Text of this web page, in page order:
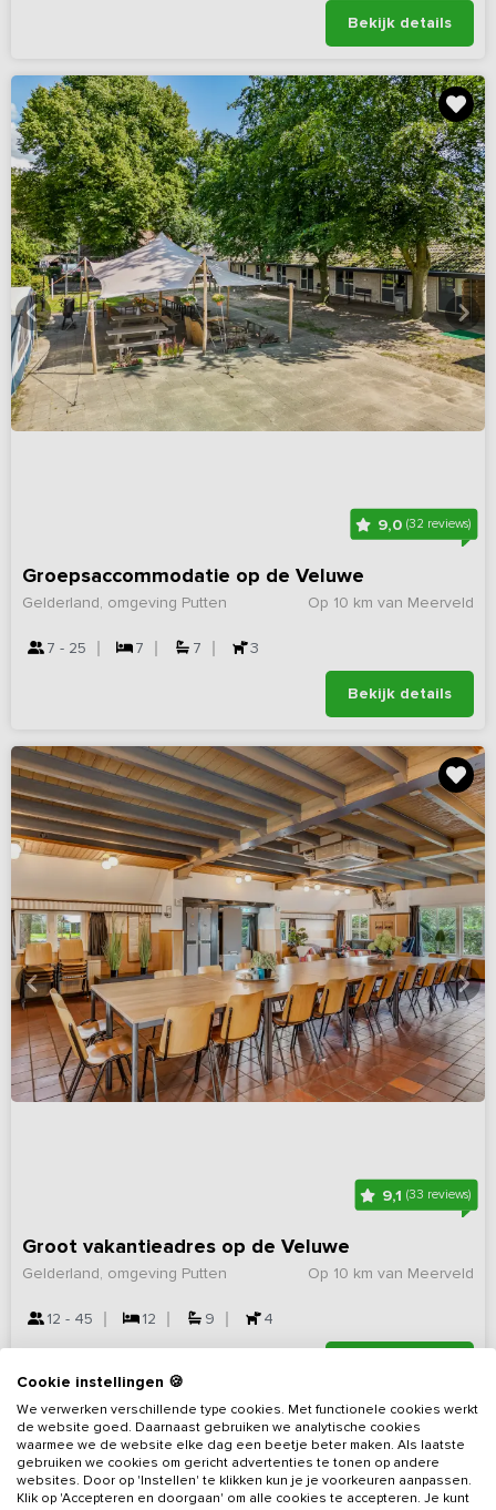
Bekijk details
9,0 (32 reviews)
Groepsaccommodatie op de Veluwe
Op 10 km van Meerveld
Gelderland, omgeving Putten
7 - 25 7 7 3
Bekijk details
9,1(33 reviews)
Groot vakantieadres op de Veluwe
Op 10 km van Meerveld
Gelderland, omgeving Putten
12 - 45 12 9 4
Cookie instellingen 🍪
We verwerken verschillende type cookies. Met functionele cookies werkt
de website goed. Daarnaast gebruiken we analytische cookies
waarmee we de website elke dag een beetje beter maken. Als laatste
gebruiken we cookies om gericht advertenties te tonen op andere
websites. Door op 'Instellen' te klikken kun je je voorkeuren aanpassen.
Klik op 'Accepteren en doorgaan' om alle cookies te accepteren. Je kunt